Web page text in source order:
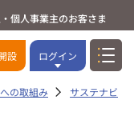
個人事業主のお客さま
設 ログイン
の取組み
サステナビ